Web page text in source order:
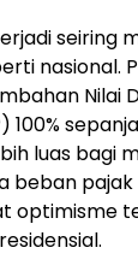
seiring
nasional.
Nilai
100%
luas bagi
beban pajak
optimisme